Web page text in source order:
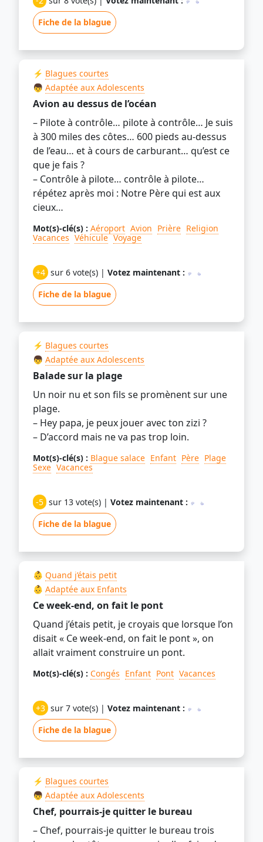
Fiche de la blague
⚡ Blagues courtes
👦 Adaptée aux Adolescents
Avion au dessus de l’océan
– Pilote à contrôle… pilote à contrôle… Je suis
à 300 miles des côtes… 600 pieds au-dessus
de l’eau… et à cours de carburant… qu’est ce
que je fais ?
– Contrôle à pilote… contrôle à pilote…
répétez après moi : Notre Père qui est aux
cieux…
Mot(s)-clé(s) : Aéroport Avion Prière Religion
Vacances Véhicule Voyage
+4 sur 6 vote(s) | Votez maintenant :
Fiche de la blague
⚡ Blagues courtes
👦 Adaptée aux Adolescents
Balade sur la plage
Un noir nu et son fils se promènent sur une
plage.
– Hey papa, je peux jouer avec ton zizi ?
– D’accord mais ne va pas trop loin.
Mot(s)-clé(s) : Blague salace Enfant Père Plage
Sexe Vacances
-5 sur 13 vote(s) | Votez maintenant :
Fiche de la blague
👶 Quand j’étais petit
👶 Adaptée aux Enfants
Ce week-end, on fait le pont
Quand j’étais petit, je croyais que lorsque l’on
disait « Ce week-end, on fait le pont », on
allait vraiment construire un pont.
Mot(s)-clé(s) : Congés Enfant Pont Vacances
+3 sur 7 vote(s) | Votez maintenant :
Fiche de la blague
⚡ Blagues courtes
👦 Adaptée aux Adolescents
Chef, pourrais-je quitter le bureau
– Chef, pourrais-je quitter le bureau trois